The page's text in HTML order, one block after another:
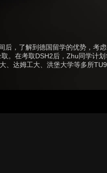
后，了解到德国留学的优势，考
。在考取DSH2后，Zhu同学计
、达姆工大、洪堡大学等多所